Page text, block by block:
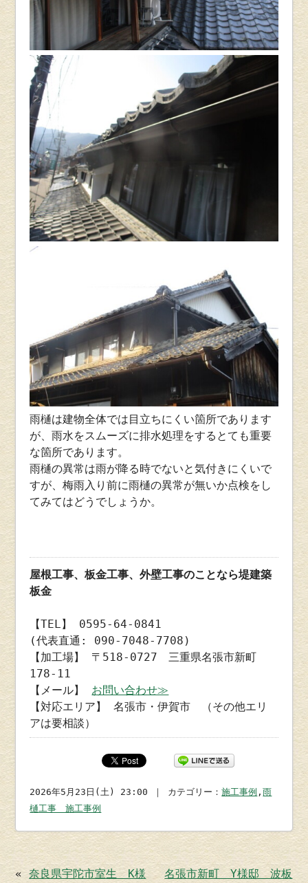
雨樋は建物全体では目立ちにくい箇所であります
が、雨水をスムーズに排水処理をするとても重要
な箇所であります。
雨樋の異常は雨が降る時でないと気付きにくいで
すが、梅雨入り前に雨樋の異常が無いか点検をし
てみてはどうでしょうか。
屋根工事、板金工事、外壁工事のことなら堤建築
板金
【TEL】 0595-64-0841
(代表直通: 090-7048-7708)
【加工場】 〒518-0727 三重県名張市新町
178-11
【メール】 お問い合わせ≫
【対応エリア】 名張市・伊賀市 （その他エリ
アは要相談）
2026年5月23日(土) 23:00 ｜ カテゴリー：施工事例 ,雨
樋工事 施工事例
«奈良県宇陀市室生 K様
名張市新町 Y様邸 波板